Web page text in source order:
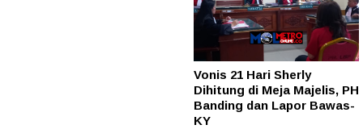
Vonis 21 Hari Sherly
Dihitung di Meja Majelis, PH
Banding dan Lapor Bawas-
KY